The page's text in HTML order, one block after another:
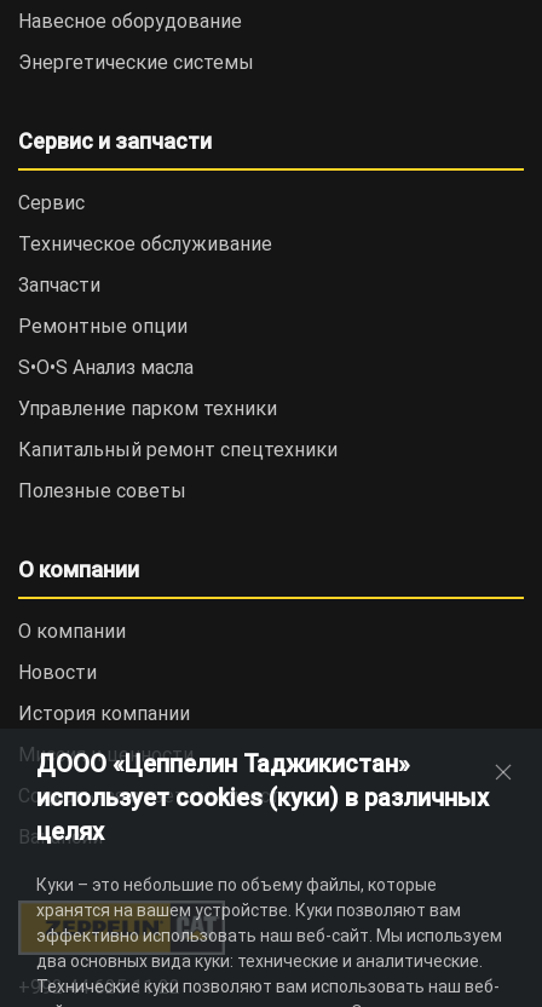
Навесное оборудование
Энергетические системы
Сервис и запчасти
Сервис
Техническое обслуживание
Запчасти
Ремонтные опции
S•O•S Анализ масла
Управление парком техники
Капитальный ремонт спецтехники
Полезные советы
О компании
О компании
Новости
История компании
Миссия и ценности
Социальная ответственность
Вакансии
+992 44 625 11 22
ДООО «Цеппелин Таджикистан»
использует cookies (куки) в различных
целях
Куки – это небольшие по объему файлы, которые
хранятся на вашем устройстве. Куки позволяют вам
эффективно использовать наш веб-сайт. Мы используем
два основных вида куки: технические и аналитические.
Технические куки позволяют вам использовать наш веб-